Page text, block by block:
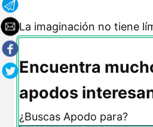
¡La imaginación no tiene
Encuentra
apodos
¿Buscas Apodo para?